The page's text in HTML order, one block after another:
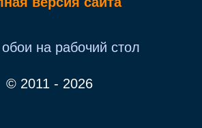
на рабочий стол
© 2011 - 2026